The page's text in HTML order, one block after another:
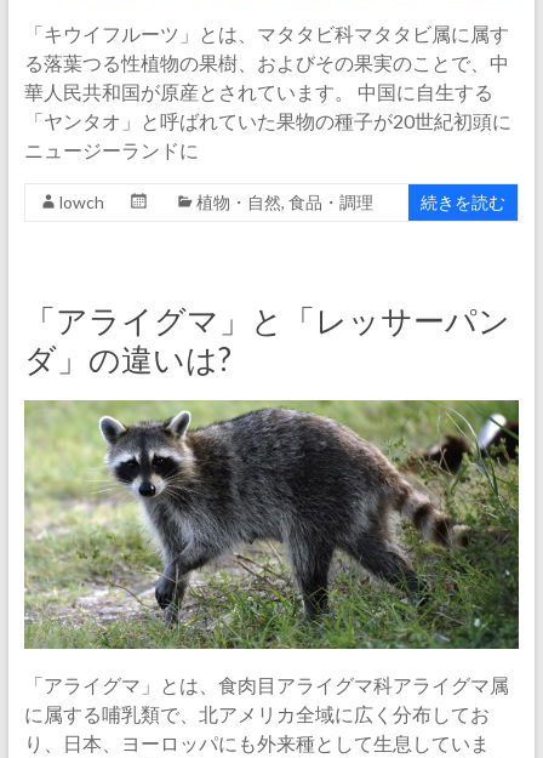
「キウイフルーツ」とは、マタタビ科マタタビ属に属す
る落葉つる性植物の果樹、およびその果実のことで、中
華人民共和国が原産とされています。 中国に自生する
「ヤンタオ」と呼ばれていた果物の種子が20世紀初頭に
ニュージーランドに
lowch 植物・自然, 食品・調理 続きを読む
「アライグマ」と「レッサーパン
ダ」の違いは?
「アライグマ」とは、食肉目アライグマ科アライグマ属
に属する哺乳類で、北アメリカ全域に広く分布してお
り、日本、ヨーロッパにも外来種として生息していま